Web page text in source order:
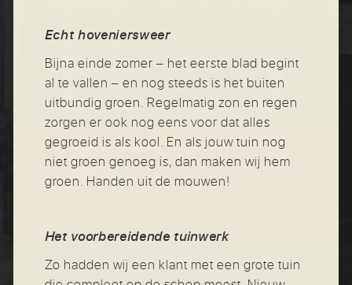
Echt hoveniersweer
Bijna einde zomer – het eerste blad begint
al te vallen – en nog steeds is het buiten
uitbundig groen. Regelmatig zon en regen
zorgen er ook nog eens voor dat alles
gegroeid is als kool. En als jouw tuin nog
niet groen genoeg is, dan maken wij hem
groen. Handen uit de mouwen!
Het voorbereidende tuinwerk
Zo hadden wij een klant met een grote tuin